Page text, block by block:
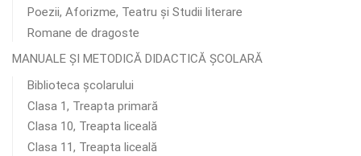
Poezii, Aforizme, Teatru și Studii literare
Romane de dragoste
MANUALE ȘI METODICĂ DIDACTICĂ ȘCOLARĂ
Biblioteca școlarului
Clasa 1, Treapta primară
Clasa 10, Treapta liceală
Clasa 11, Treapta liceală